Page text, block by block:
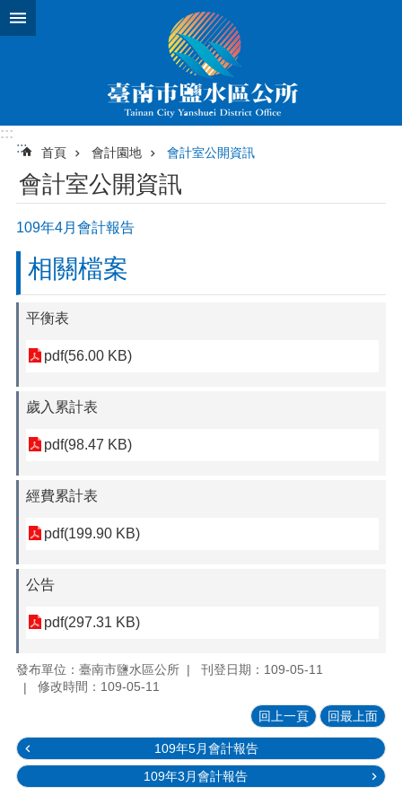
跳到主要內容區塊
:::
:::
首頁 會計園地 會計室公開資訊
會計室公開資訊
109年4月會計報告
相關檔案
平衡表
pdf(56.00 KB)
歲入累計表
pdf(98.47 KB)
經費累計表
pdf(199.90 KB)
公告
pdf(297.31 KB)
發布單位：臺南市鹽水區公所
刊登日期：109-05-11
修改時間：109-05-11
回上一頁 回最上面
109年5月會計報告
109年3月會計報告